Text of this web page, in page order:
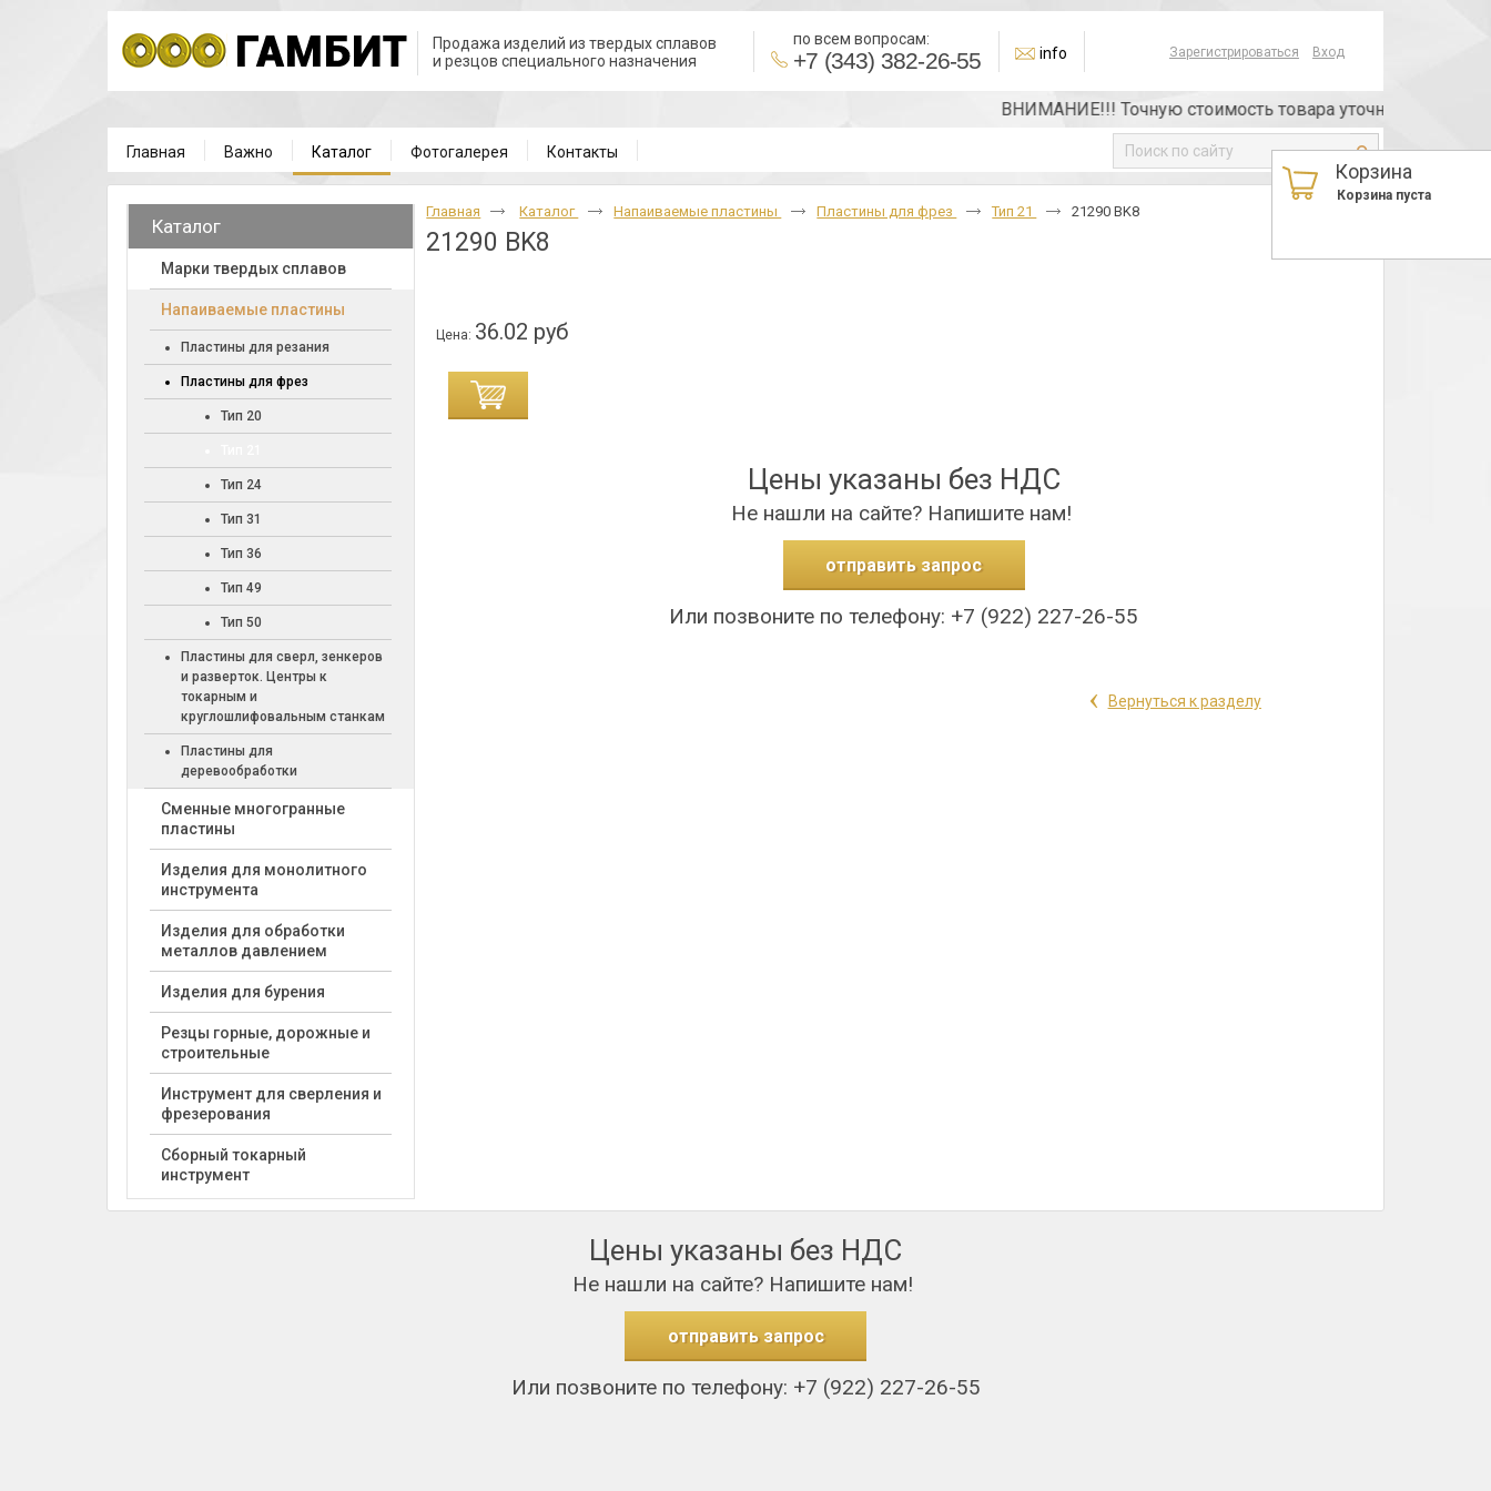
Зарегистрироваться Вход
Продажа изделий из твердых сплавов
и резцов специального назначения
по всем вопросам:
+7 (343) 382-26-55 info
ВНИМАНИЕ!!! Точную стоимость товара уточняйте у
Главная Важно Каталог Фотогалерея Контакты
Корзина
Корзина пуста
Каталог
Марки твердых сплавов
Напаиваемые пластины
Пластины для резания
Пластины для фрез
Тип 20
Тип 24
Тип 31
Тип 36
Тип 49
Тип 50
Пластины для сверл, зенкеров
и разверток. Центры к
токарным и
круглошлифовальным станкам
Пластины для
деревообработки
Cменные многогранные
пластины
Изделия для монолитного
инструмента
Изделия для обработки
металлов давлением
Изделия для бурения
Резцы горные, дорожные и
строительные
Инструмент для сверления и
фрезерования
Сборный токарный
инструмент
Главная Каталог Напаиваемые пластины Пластины для фрез Тип 21 21290 BK8
21290 BK8
Цена: 36.02 руб
Цены указаны без НДС
Не нашли на сайте? Напишите нам!
отправить запрос
Или позвоните по телефону: +7 (922) 227-26-55
‹ Вернуться к разделу
Цены указаны без НДС
Не нашли на сайте? Напишите нам!
отправить запрос
Или позвоните по телефону: +7 (922) 227-26-55